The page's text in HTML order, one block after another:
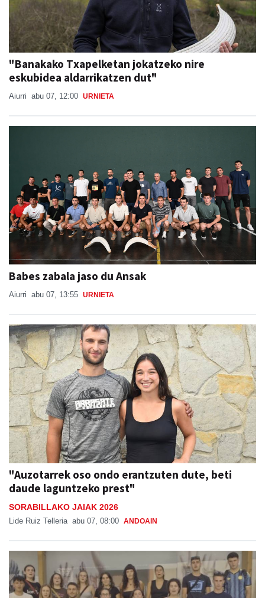
"Banakako Txapelketan jokatzeko nire
eskubidea aldarrikatzen dut"
Aiurri abu 07, 12:00 URNIETA
Babes zabala jaso du Ansak
Aiurri abu 07, 13:55 URNIETA
"Auzotarrek oso ondo erantzuten dute, beti
daude laguntzeko prest"
SORABILLAKO JAIAK 2026
Lide Ruiz Telleria abu 07, 08:00 ANDOAIN